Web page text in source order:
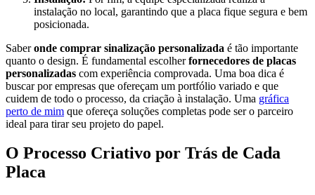
instalação no local, garantindo que a placa fique segura e bem
posicionada.
Saberonde comprar sinalização personalizada é tão importante
quanto o design. É fundamental escolherfornecedores de placas
personalizadas com experiência comprovada. Uma boa dica é
buscar por empresas que ofereçam um portfólio variado e que
cuidem de todo o processo, da criação à instalação. Uma gráfica
perto de mim que ofereça soluções completas pode ser o parceiro
ideal para tirar seu projeto do papel.
O Processo Criativo por Trás de Cada
Placa